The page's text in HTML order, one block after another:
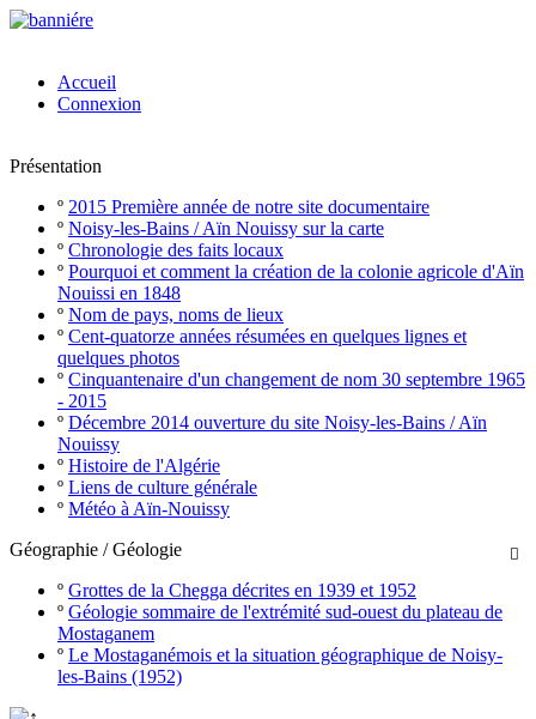
Accueil
Connexion
Présentation
º 2015 Première année de notre site documentaire
º Noisy-les-Bains / Aïn Nouissy sur la carte
º Chronologie des faits locaux
º Pourquoi et comment la création de la colonie agricole d'Aïn
Nouissi en 1848
º Nom de pays, noms de lieux
º Cent-quatorze années résumées en quelques lignes et
quelques photos
º Cinquantenaire d'un changement de nom 30 septembre 1965
- 2015
º Décembre 2014 ouverture du site Noisy-les-Bains / Aïn
Nouissy
º Histoire de l'Algérie
º Liens de culture générale
º Météo à Aïn-Nouissy

Géographie / Géologie
º Grottes de la Chegga décrites en 1939 et 1952
º Géologie sommaire de l'extrémité sud-ouest du plateau de
Mostaganem
º Le Mostaganémois et la situation géographique de Noisy-
les-Bains (1952)